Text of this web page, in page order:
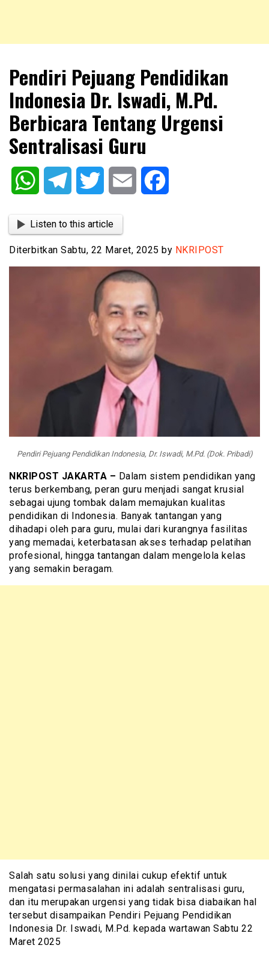
NKRIPOST
Pendiri Pejuang Pendidikan
Indonesia Dr. Iswadi, M.Pd.
Berbicara Tentang Urgensi
Sentralisasi Guru
WhatsAppTelegram Twitter Email
Listen to this article
Diterbitkan Sabtu, 22 Maret, 2025 by NKRIPOST
Pendiri Pejuang Pendidikan Indonesia, Dr. Iswadi, M.Pd. (Dok. Pribadi)
NKRIPOST JAKARTA – Dalam sistem pendidikan yang
terus berkembang, peran guru menjadi sangat krusial
sebagai ujung tombak dalam memajukan kualitas
pendidikan di Indonesia. Banyak tantangan yang
dihadapi oleh para guru, mulai dari kurangnya fasilitas
yang memadai, keterbatasan akses terhadap pelatihan
profesional, hingga tantangan dalam mengelola kelas
yang semakin beragam.
Salah satu solusi yang dinilai cukup efektif untuk
mengatasi permasalahan ini adalah sentralisasi guru,
dan itu merupakan urgensi yang tidak bisa diabaikan hal
tersebut disampaikan Pendiri Pejuang Pendidikan
Indonesia Dr. Iswadi, M.Pd. kepada wartawan Sabtu 22
Maret 2025